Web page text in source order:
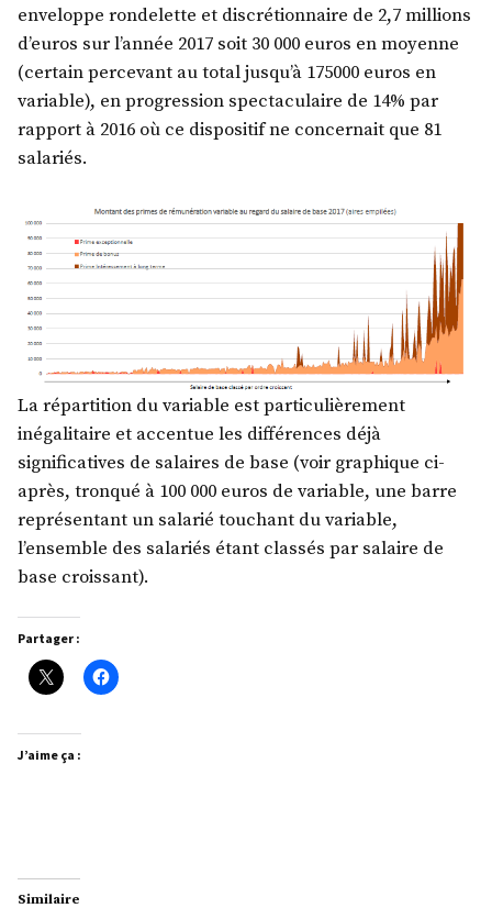
enveloppe rondelette et discrétionnaire de 2,7 millions
d’euros sur l’année 2017 soit 30 000 euros en moyenne
(certain percevant au total jusqu’à 175000 euros en
variable), en progression spectaculaire de 14% par
rapport à 2016 où ce dispositif ne concernait que 81
salariés.
La répartition du variable est particulièrement
inégalitaire et accentue les différences déjà
significatives de salaires de base (voir graphique ci-
après, tronqué à 100 000 euros de variable, une barre
représentant un salarié touchant du variable,
l’ensemble des salariés étant classés par salaire de
base croissant).
Partager :
J’aime ça :
Similaire